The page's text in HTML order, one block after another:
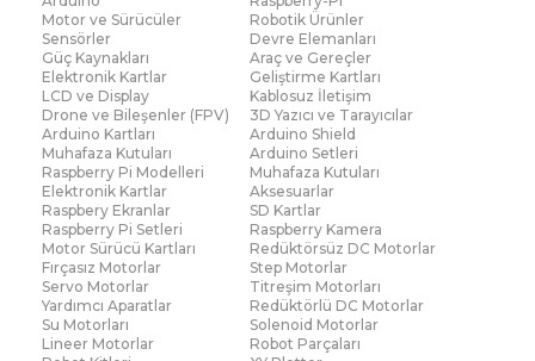
Motor ve Sürücüler
Robotik Ürünler
Sensörler
Devre Elemanları
Güç Kaynakları
Araç ve Gereçler
Elektronik Kartlar
Geliştirme Kartları
LCD ve Display
Kablosuz İletişim
Drone ve Bileşenler (FPV)
3D Yazıcı ve Tarayıcılar
Arduino Kartları
Arduino Shield
Muhafaza Kutuları
Arduino Setleri
Raspberry Pi Modelleri
Muhafaza Kutuları
Elektronik Kartlar
Aksesuarlar
Raspbery Ekranlar
SD Kartlar
Raspberry Pi Setleri
Raspberry Kamera
Motor Sürücü Kartları
Redüktörsüz DC Motorlar
Fırçasız Motorlar
Step Motorlar
Servo Motorlar
Titreşim Motorları
Yardımcı Aparatlar
Redüktörlü DC Motorlar
Su Motorları
Solenoid Motorlar
Lineer Motorlar
Robot Parçaları